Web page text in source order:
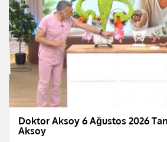
Doktor Aksoy 6 Ağustos 2026
Aksoy